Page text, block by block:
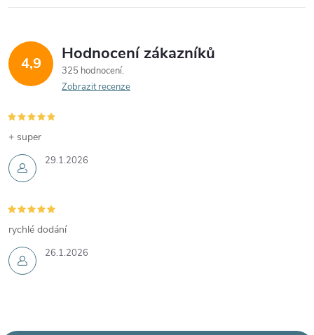
4,9 Hodnocení zákazníků
325 hodnocení
Zobrazit recenze
29.1.2026
+ super
26.1.2026
rychlé dodání